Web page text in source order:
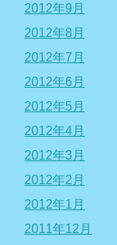
2012年9月
2012年8月
2012年7月
2012年6月
2012年5月
2012年4月
2012年3月
2012年2月
2012年1月
2011年12月